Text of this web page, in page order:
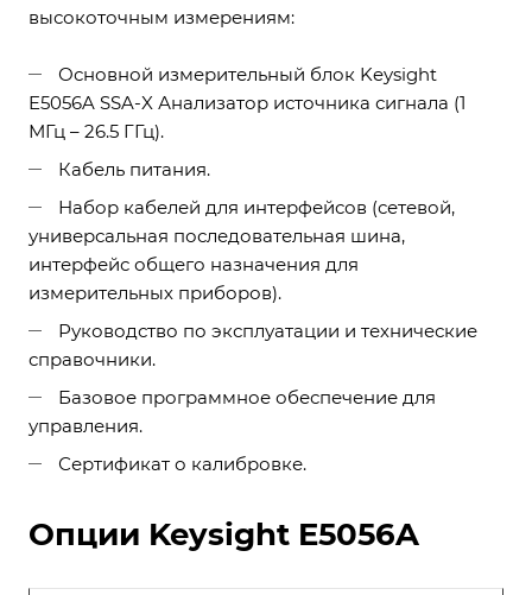
высокоточным измерениям:
Основной измерительный блок Keysight
E5056A SSA-X Анализатор источника сигнала (1
МГц – 26.5 ГГц).
Кабель питания.
Набор кабелей для интерфейсов (сетевой,
универсальная последовательная шина,
интерфейс общего назначения для
измерительных приборов).
Руководство по эксплуатации и технические
справочники.
Базовое программное обеспечение для
управления.
Сертификат о калибровке.
Опции Keysight E5056A